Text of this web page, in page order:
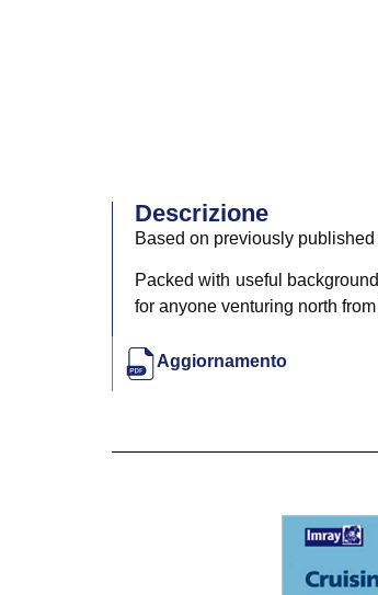
Descrizione
Based on previously
Packed with useful
for anyone venturing north
Aggiornamento